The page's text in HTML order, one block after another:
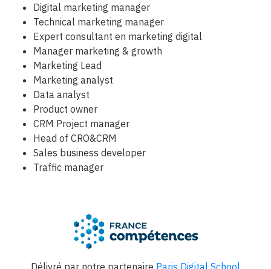
Digital marketing manager
Technical marketing manager
Expert consultant en marketing digital
Manager marketing & growth
Marketing Lead
Marketing analyst
Data analyst
Product owner
CRM Project manager
Head of CRO&CRM
Sales business developer
Traffic manager
Délivré par notre partenaire Paris Digital School